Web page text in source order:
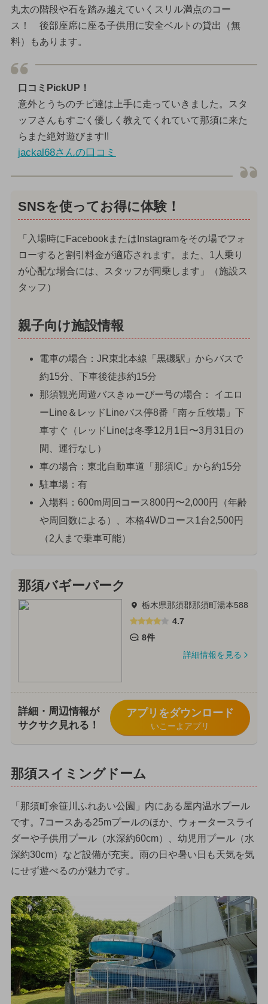
丸太の階段や石を踏み越えていくスリル満点のコー
ス！ 後部座席に座る子供用に安全ベルトの貸出（無
料）もあります。
口コミPickUP！
意外とうちのチビ達は上手に走っていきました。スタ
ッフさんもすごく優しく教えてくれていて那須に来た
らまた絶対遊びます!!
jackal68さんの口コミ
SNSを使ってお得に体験！
「入場時にFacebookまたはInstagramをその場でフォ
ローすると割引料金が適応されます。また、1人乗り
が心配な場合には、スタッフが同乗します」（施設ス
タッフ）
親子向け施設情報
電車の場合：JR東北本線「黒磯駅」からバスで
約15分、下車後徒歩約15分
那須観光周遊バスきゅーびー号の場合： イエロ
ーLine＆レッドLineバス停8番「南ヶ丘牧場」下
車すぐ（レッドLineは冬季12月1日〜3月31日の
間、運行なし）
車の場合：東北自動車道「那須IC」から約15分
駐車場：有
入場料：600m周回コース800円〜2,000円（年齢
や周回数による）、本格4WDコース1台2,500円
（2人まで乗車可能）
那須バギーパーク
栃木県那須郡那須町湯本588
4.7
8件
詳細情報を見る
詳細・周辺情報が
サクサク見れる！
アプリをダウンロード
いこーよアプリ
那須スイミングドーム
「那須町余笹川ふれあい公園」内にある屋内温水プール
です。7コースある25mプールのほか、ウォータースライ
ダーや子供用プール（水深約60cm）、幼児用プール（水
深約30cm）など設備が充実。雨の日や暑い日も天気を気
にせず遊べるのが魅力です。